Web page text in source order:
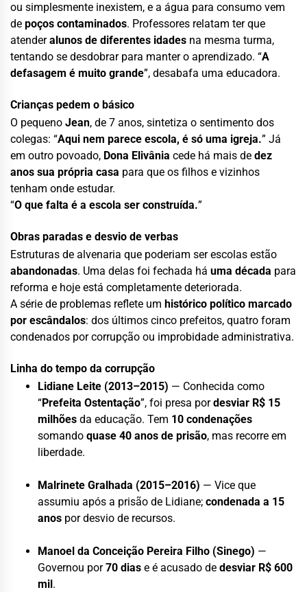
ou simplesmente inexistem, e a água para consumo vem
de poços contaminados. Professores relatam ter que
atenderalunos de diferentes idades na mesma turma,
tentando se desdobrar para manter o aprendizado. “A
defasagem é muito grande”, desabafa uma educadora.
Crianças pedem o básico
O pequeno Jean, de 7 anos, sintetiza o sentimento dos
colegas: “Aqui nem parece escola, é só uma igreja.” Já
em outro povoado, Dona Elivânia cede há mais de dez
anos sua própria casa para que os filhos e vizinhos
tenham onde estudar.
“O que falta é a escola ser construída.”
Obras paradas e desvio de verbas
Estruturas de alvenaria que poderiam ser escolas estão
abandonadas. Uma delas foi fechada há uma década para
reforma e hoje está completamente deteriorada.
A série de problemas reflete um histórico político marcado
por escândalos: dos últimos cinco prefeitos, quatro foram
condenados por corrupção ou improbidade administrativa.
Linha do tempo da corrupção
Lidiane Leite (2013–2015) — Conhecida como
“Prefeita Ostentação”, foi presa pordesviar R$ 15
milhões da educação. Tem 10 condenações
somando quase 40 anos de prisão, mas recorre em
liberdade.
Malrinete Gralhada (2015–2016) — Vice que
assumiu após a prisão de Lidiane; condenada a 15
anos por desvio de recursos.
Manoel da Conceição Pereira Filho (Sinego) —
Governou por70 dias e é acusado de desviar R$ 600
mil.